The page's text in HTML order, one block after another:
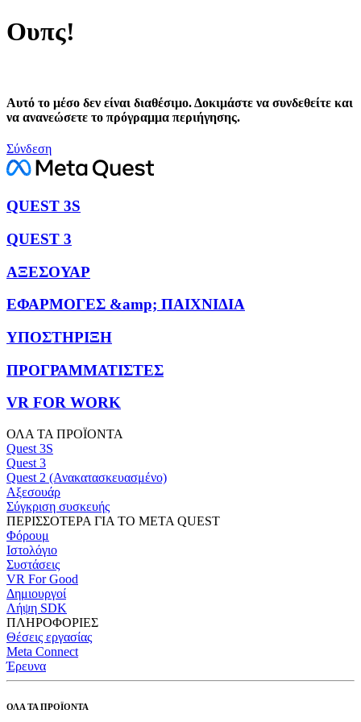
Ουπς!
Αυτό το μέσο δεν είναι διαθέσιμο. Δοκιμάστε να συνδεθείτε και
να ανανεώσετε το πρόγραμμα περιήγησης.
Σύνδεση
QUEST 3S
QUEST 3
ΑΞΕΣΟΥΑΡ
ΕΦΑΡΜΟΓΕΣ &amp; ΠΑΙΧΝΙΔΙΑ
ΥΠΟΣΤΗΡΙΞΗ
ΠΡΟΓΡΑΜΜΑΤΙΣΤΕΣ
VR FOR WORK
ΟΛΑ ΤΑ ΠΡΟΪΟΝΤΑ
Quest 3S
Quest 3
Quest 2 (Ανακατασκευασμένο)
Αξεσουάρ
Σύγκριση συσκευής
ΠΕΡΙΣΣΟΤΕΡΑ ΓΙΑ ΤΟ META QUEST
Φόρουμ
Ιστολόγιο
Συστάσεις
VR For Good
Δημιουργοί
Λήψη SDK
ΠΛΗΡΟΦΟΡΙΕΣ
Θέσεις εργασίας
Meta Connect
Έρευνα
ΟΛΑ ΤΑ ΠΡΟΪΟΝΤΑ